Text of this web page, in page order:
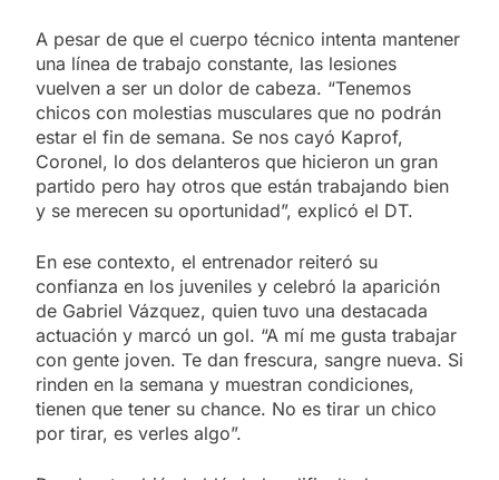
A pesar de que el cuerpo técnico intenta mantener
una línea de trabajo constante, las lesiones
vuelven a ser un dolor de cabeza. “Tenemos
chicos con molestias musculares que no podrán
estar el fin de semana. Se nos cayó Kaprof,
Coronel, lo dos delanteros que hicieron un gran
partido pero hay otros que están trabajando bien
y se merecen su oportunidad”, explicó el DT.
En ese contexto, el entrenador reiteró su
confianza en los juveniles y celebró la aparición
de Gabriel Vázquez, quien tuvo una destacada
actuación y marcó un gol. “A mí me gusta trabajar
con gente joven. Te dan frescura, sangre nueva. Si
rinden en la semana y muestran condiciones,
tienen que tener su chance. No es tirar un chico
por tirar, es verles algo”.